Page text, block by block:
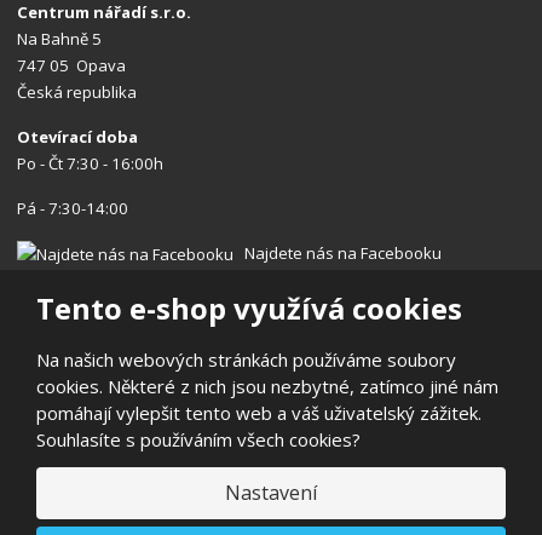
Tento e-shop využívá cookies
Na našich webových stránkách používáme soubory
cookies. Některé z nich jsou nezbytné, zatímco jiné nám
pomáhají vylepšit tento web a váš uživatelský zážitek.
Souhlasíte s používáním všech cookies?
Nastavení
Centrum nářadí s.r.o.
Na Bahně 5
747 05 Opava
Česká republika
Otevírací doba
Po - Čt 7:30 - 16:00h
Pá - 7:30-14:00
Najdete nás na Facebooku
© 2026, Centrum nářadí s.r.o.
Prohlášení o přístupnosti|Ochrana osobních údajů| Mapa stránek
Reklamace/Vrácení
Á